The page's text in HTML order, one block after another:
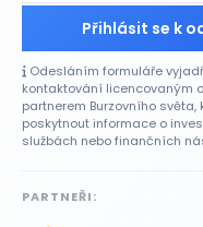
Přihlásit se k
Odesláním formuláře
kontaktování licencovaným
partnerem Burzovního světa,
poskytnout informace o
službách nebo finančních
PARTNEŘI: